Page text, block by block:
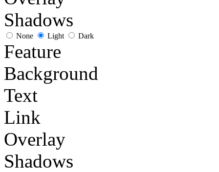
Shadows
None Light Dark
Feature
Background
Text
Link
Overlay
Shadows